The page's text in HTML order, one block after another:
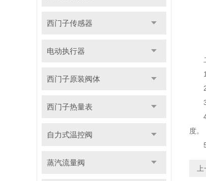
二
1.
2.
3.
4.
度。
5.
西门子传感器
电动执行器
西门子原装阀体
西门子热量表
自力式温控阀
蒸汽流量阀